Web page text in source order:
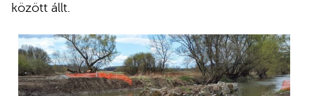
között állt.